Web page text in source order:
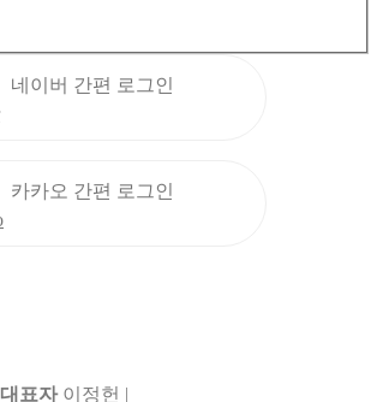
대표자 이정헌 |